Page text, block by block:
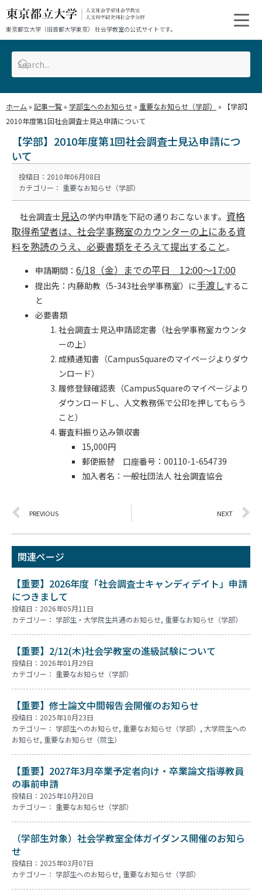
東京都立大学（旧首都大学東京） 社会学教室の公式サイトです。
ホーム » 記事一覧 » 学部生へのお知らせ » 重要なお知らせ（学部） »
【学部】
2010年度第1回社会調査士見込申請について
【学部】2010年度第1回社会調査士見込申請につ
いて
投稿日：2010年06月08日
カテゴリー： 重要なお知らせ（学部）
社会調査士見込の学内申請を下記の通りおこないます。 資格
取得希望者は、社会学事務室のカウンターの上にある資
料を熟読のうえ、必要書類をそろえて提出すること。
申請期間： 6/18（金）までの平日 12:00～17:00
提出先：内藤助教（5-343社会学事務室）に手渡しするこ
と
必要書類
社会調査士見込申請認定書（社会学事務室カウンタ
ーの上）
成績通知書（CampusSquareのマイページよりダウ
ンロード）
履修登録確認表（CampusSquareのマイページより
ダウンロードし、人文教務係で公印を押してもらう
こと）
審査料振り込み領収書
15,000円
郵便振替 口座番号：00110-1-654739
加入者名：一般社団法人 社会調査協会
PREVIOUS NEXT
関連ページ
【重要】2026年度「社会調査士キャンディデイト」申請
につきまして
投稿日：2026年05月11日
カテゴリー： 学部生・大学院生共通のお知らせ, 重要なお知らせ（学部）
【重要】2/12(木)社会学教室の進級試験について
投稿日：2026年01月29日
カテゴリー： 重要なお知らせ（学部）
【重要】修士論文中間報告会開催のお知らせ
投稿日：2025年10月23日
カテゴリー： 学部生へのお知らせ, 重要なお知らせ（学部） , 大学院生への
お知らせ, 重要なお知らせ（院生）
【重要】2027年3月卒業予定者向け・卒業論文指導教員
の事前申請
投稿日：2025年10月20日
カテゴリー： 重要なお知らせ（学部）
（学部生対象）社会学教室全体ガイダンス開催のお知ら
せ
投稿日：2025年03月07日
カテゴリー： 学部生へのお知らせ, 重要なお知らせ（学部）